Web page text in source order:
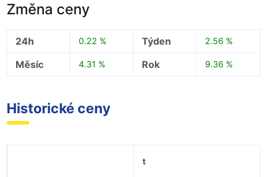
Změna ceny
24h 0.22 % Týden 2.56 %
Měsíc 4.31 % Rok 9.36 %
Historické ceny
t